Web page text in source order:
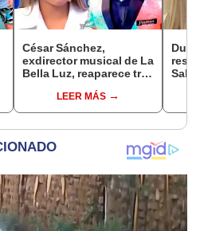
César Sánchez,
exdirector musical de La
Bella Luz, reaparece tras
Saldaña con polémico
pedido: "Pido respetar
LEER MÁS
me